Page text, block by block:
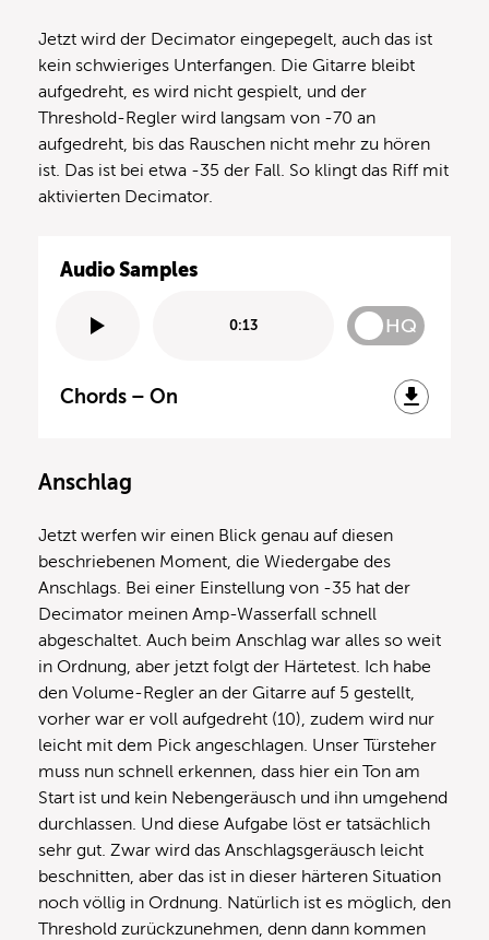
Jetzt wird der Decimator eingepegelt, auch das ist
kein schwieriges Unterfangen. Die Gitarre bleibt
aufgedreht, es wird nicht gespielt, und der
Threshold-Regler wird langsam von -70 an
aufgedreht, bis das Rauschen nicht mehr zu hören
ist. Das ist bei etwa -35 der Fall. So klingt das Riff mit
aktivierten Decimator.
Audio Samples
0:13 HQ
Chords – On
Anschlag
Jetzt werfen wir einen Blick genau auf diesen
beschriebenen Moment, die Wiedergabe des
Anschlags. Bei einer Einstellung von -35 hat der
Decimator meinen Amp-Wasserfall schnell
abgeschaltet. Auch beim Anschlag war alles so weit
in Ordnung, aber jetzt folgt der Härtetest. Ich habe
den Volume-Regler an der Gitarre auf 5 gestellt,
vorher war er voll aufgedreht (10), zudem wird nur
leicht mit dem Pick angeschlagen. Unser Türsteher
muss nun schnell erkennen, dass hier ein Ton am
Start ist und kein Nebengeräusch und ihn umgehend
durchlassen. Und diese Aufgabe löst er tatsächlich
sehr gut. Zwar wird das Anschlagsgeräusch leicht
beschnitten, aber das ist in dieser härteren Situation
noch völlig in Ordnung. Natürlich ist es möglich, den
Threshold zurückzunehmen, denn dann kommen